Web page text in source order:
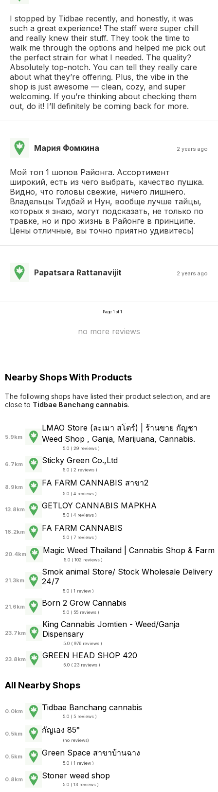
I stopped by Tidbae recently, and honestly, it was
such a great experience! The staff were super chill
and really knew their stuff. They took the time to
walk me through the options and helped me pick out
the perfect strain for what I needed. The quality?
Absolutely top-notch. You can tell they really care
about what they’re offering. Plus, the vibe in the
shop is just awesome — clean, cozy, and super
welcoming. If you’re thinking about checking them
out, do it! I’ll definitely be coming back for more.
Мария Фомкина 2 years ago
Мой топ 1 шопов Районга. Ассортимент
широкий, есть из чего выбрать, качество пушка.
Видно, что головы свежие, ничего лишнего.
Владельцы Тидбай и Нун, вообще лучше тайцы,
которых я знаю, могут подсказать, не только по
травке, но и про жизнь в Районге в принципе.
Цены отличные, вы точно приятно удивитесь)
Papatsara Rattanavijit 2 years ago
Page 1 of 1
no more reviews
Nearby Shops With Products
The following shops have listed their product selection, and are
close to Tidbae Banchang cannabis.
5.9km
LMAO Store (ละเมา สโตร์) | ร้านขาย กัญชา
Weed Shop , Ganja, Marijuana, Cannabis.
5.0 ( 29 reviews )
6.7km Sticky Green Co.,Ltd
5.0 ( 2 reviews )
8.9km FA FARM CANNABIS สาขา2
5.0 ( 4 reviews )
13.8km GETLOY CANNABIS MAPKHA
5.0 ( 4 reviews )
16.2km FA FARM CANNABIS
5.0 ( 7 reviews )
20.4km Magic Weed Thailand | Cannabis Shop & Farm
5.0 ( 102 reviews )
21.3km
Smok animal Store/ Stock Wholesale Delivery
24/7
5.0 ( 1 review )
21.6km Born 2 Grow Cannabis
5.0 ( 55 reviews )
23.7km
King Cannabis Jomtien - Weed/Ganja
Dispensary
5.0 ( 976 reviews )
23.8km GREEN HEAD SHOP 420
5.0 ( 23 reviews )
All Nearby Shops
0.0km Tidbae Banchang cannabis
5.0 ( 5 reviews )
0.5km กัญเอง 85°
(no reviews)
0.5km Green Space สาขาบ้านฉาง
5.0 ( 1 review )
0.8km Stoner weed shop
5.0 ( 13 reviews )